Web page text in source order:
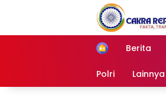
Berita
Polri Lainnya